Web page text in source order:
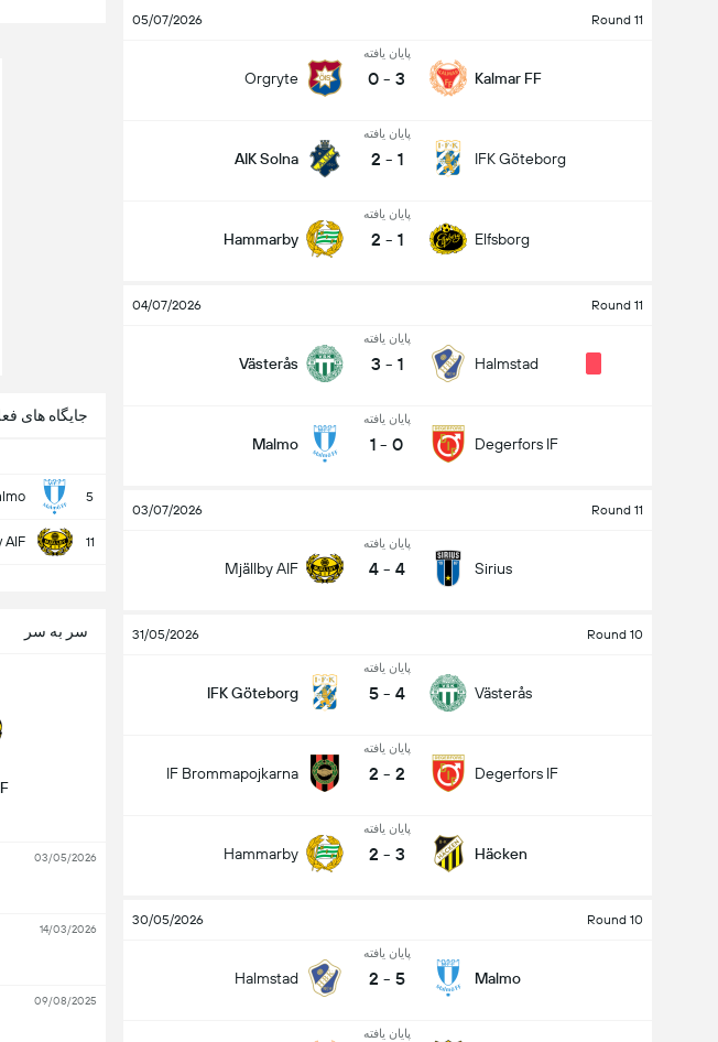
Round 11
05/07/2026
Kalmar FF
پایان یافته
3
-
0
Orgryte
IFK Göteborg
پایان یافته
1
-
2
AIK Solna
Elfsborg
پایان یافته
1
-
2
Hammarby
Round 11
04/07/2026
Halmstad
پایان یافته
1
-
3
Västerås
Degerfors IF
پایان یافته
0
-
1
Malmo
Round 11
03/07/2026
Sirius
پایان یافته
4
-
4
Mjällby AIF
Round 10
31/05/2026
Västerås
پایان یافته
4
-
5
IFK Göteborg
Degerfors IF
پایان یافته
2
-
2
IF Brommapojkarna
Häcken
پایان یافته
3
-
2
Hammarby
Round 10
30/05/2026
Malmo
پایان یافته
5
-
2
Halmstad
پایان یافته
جایگاه های
5
11
AIF
سر به سر
03/05/2026
14/03/2026
09/08/2025